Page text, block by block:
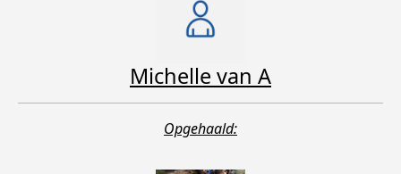
Michelle van A
Opgehaald: